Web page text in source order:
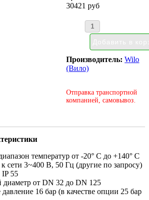
30421 руб
Производитель:Wilo
(Вило)
Отправка транспортной
компанией, самовывоз.
температур от -20° C до +140° C
сети 3~400 В, 50 Гц (другие по запросу)
55
от DN 32 до DN 125
16 бар (в качестве опции 25 бар